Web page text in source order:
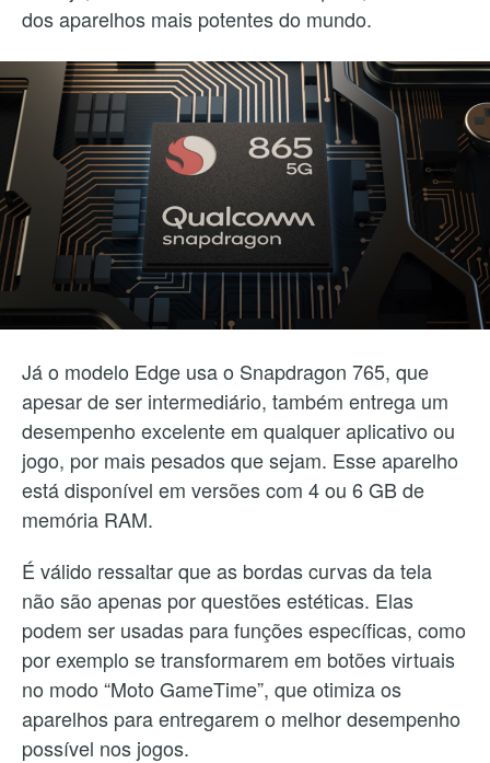
dos aparelhos mais potentes do mundo.
Já o modelo Edge usa o Snapdragon 765, que
apesar de ser intermediário, também entrega um
desempenho excelente em qualquer aplicativo ou
jogo, por mais pesados que sejam. Esse aparelho
está disponível em versões com 4 ou 6 GB de
memória RAM.
É válido ressaltar que as bordas curvas da tela
não são apenas por questões estéticas. Elas
podem ser usadas para funções específicas, como
por exemplo se transformarem em botões virtuais
no modo “Moto GameTime”, que otimiza os
aparelhos para entregarem o melhor desempenho
possível nos jogos.